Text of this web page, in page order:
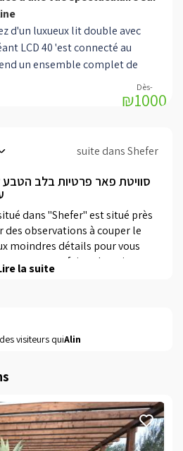
d'un luxueux lit double avec
LCD 40 'est connecté au
un ensemble complet de
HD, un lecteur DVD,
salle à manger en bois,
Pour la communauté
₪1000
suite dans Shefer
dans "Shefer" est situé près
des observations à couper le
moindres détails pour vous
parfaites. La suite est
quand nous disons que nous
une piscine chauffée et spa
propre parking privé à l'intimité
grand balcon avec vue sur la
la suite
visiteurs quiAlin